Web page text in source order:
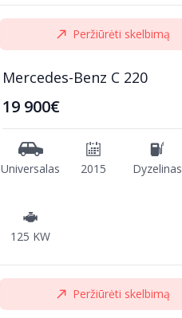
Peržiūrėti skelbimą
Mercedes-Benz C 220
19 900€
Universalas 2015 Dyzelinas
125 KW
Peržiūrėti skelbimą